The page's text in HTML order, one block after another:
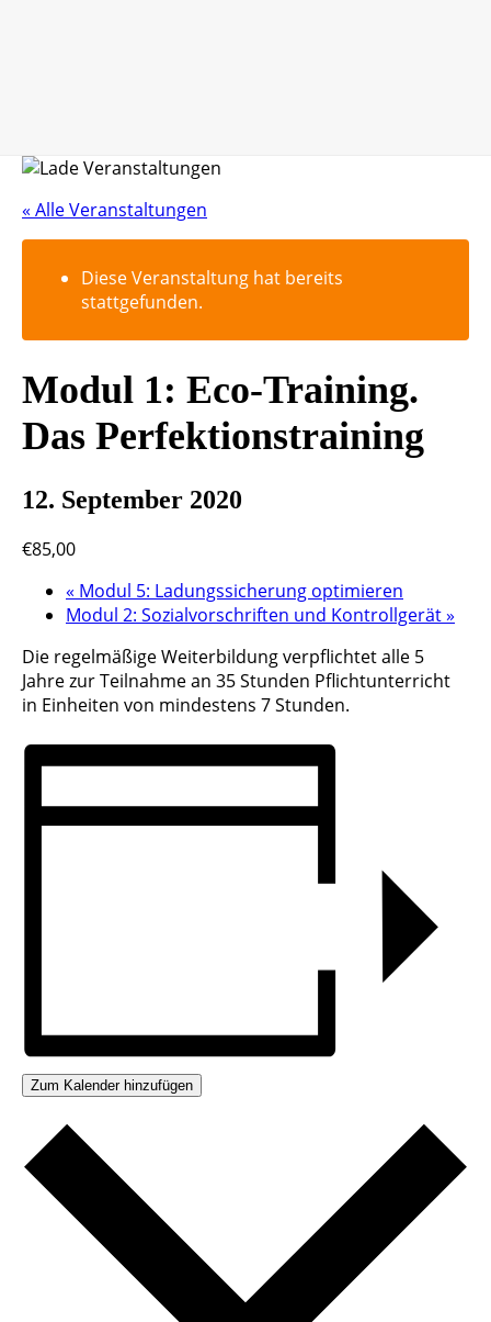
« Alle Veranstaltungen
Diese Veranstaltung hat bereits
stattgefunden.
Modul 1: Eco-Training.
Das Perfektionstraining
12. September 2020
€85,00
« Modul 5: Ladungssicherung optimieren
Modul 2: Sozialvorschriften und Kontrollgerät»
Die regelmäßige Weiterbildung verpflichtet alle 5
Jahre zur Teilnahme an 35 Stunden Pflichtunterricht
in Einheiten von mindestens 7 Stunden.
Zum Kalender hinzufügen